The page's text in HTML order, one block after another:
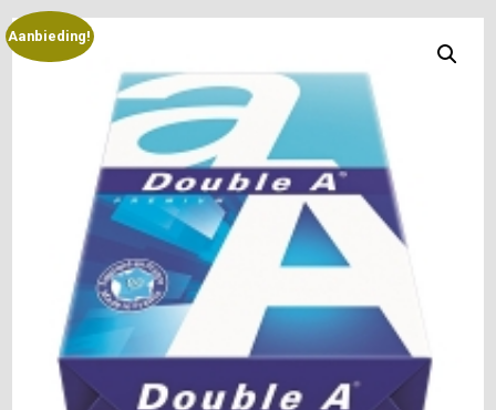
Aanbieding!